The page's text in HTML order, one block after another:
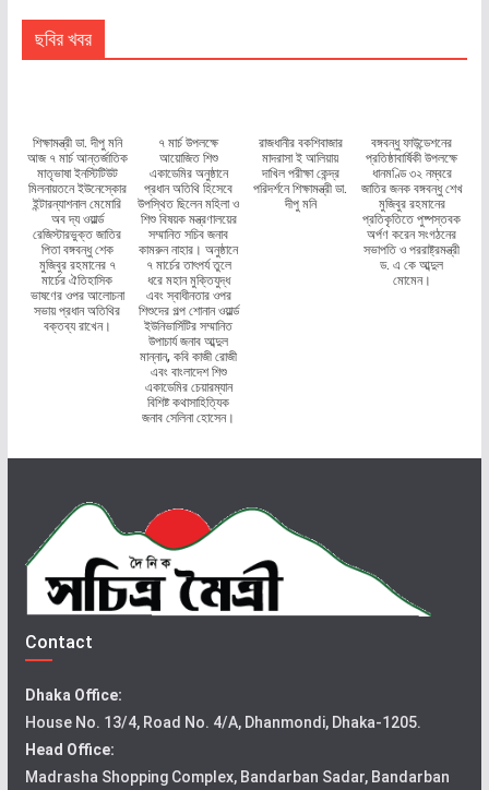
ছবির খবর
শিক্ষামন্ত্রী ডা. দীপু মনি
আজ ৭ মার্চ আন্তর্জাতিক
মাতৃভাষা ইনস্টিটিউট
মিলনায়তনে ইউনেস্কোর
ইন্টারন্যাশনাল মেমোরি
অব দ্য ওয়ার্ল্ড
রেজিস্টারভুক্ত জাতির
পিতা বঙ্গবন্ধু শেক
মুজিবুর রহমানের ৭
মার্চের ঐতিহাসিক
ভাষণের ওপর আলোচনা
সভায় প্রধান অতিথির
বক্তব্য রাখেন।
৭ মার্চ উপলক্ষে
আয়োজিত শিশু
একাডেমির অনুষ্ঠানে
প্রধান অতিথি হিসেবে
উপস্থিত ছিলেন মহিলা ও
শিশু বিষয়ক মন্ত্রণালয়ের
সম্মানিত সচিব জনাব
কামরুন নাহার। অনুষ্ঠানে
৭ মার্চের তাৎপর্য তুলে
ধরে মহান মুক্তিযুদ্ধ
এবং স্বাধীনতার ওপর
শিশুদের গল্প শোনান ওয়ার্ল্ড
ইউনিভার্সিটির সম্মানিত
উপাচার্য জনাব আব্দুল
মান্নান, কবি কাজী রোজী
এবং বাংলাদেশ শিশু
একাডেমির চেয়ারম্যান
বিশিষ্ট কথাসাহিত্যিক
জনাব সেলিনা হোসেন।
রাজধানীর বকশিবাজার
মাদরাসা ই আলিয়ায়
দাখিল পরীক্ষা কেন্দ্র
পরিদর্শনে শিক্ষামন্ত্রী ডা.
দীপু মনি
বঙ্গবন্ধু ফাউন্ডেশনের
প্রতিষ্ঠাবার্ষিকী উপলক্ষে
ধানমণ্ডি ৩২ নম্বরে
জাতির জনক বঙ্গবন্ধু শেখ
মুজিবুর রহমানের
প্রতিকৃতিতে পুষ্পস্তবক
অর্পণ করেন সংগঠনের
সভাপতি ও পররাষ্ট্রমন্ত্রী
ড. এ কে আব্দুল
মোমেন।
Contact
Dhaka Office:
House No. 13/4, Road No. 4/A, Dhanmondi, Dhaka-1205.
Head Office:
Madrasha Shopping Complex, Bandarban Sadar, Bandarban